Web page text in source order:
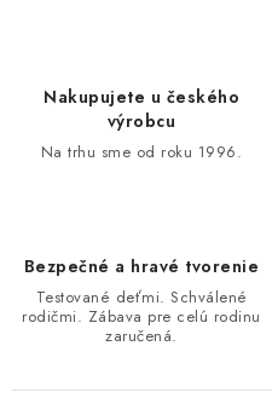
Nakupujete u českého
výrobcu
Na trhu sme od roku 1996.
Bezpečné a hravé tvorenie
Testované deťmi. Schválené
rodičmi. Zábava pre celú rodinu
zaručená.